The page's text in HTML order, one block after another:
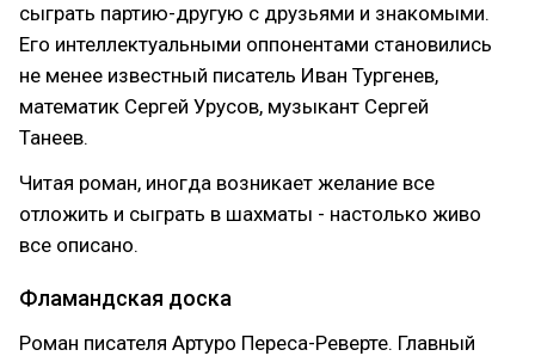
сыграть партию-другую с друзьями и знакомыми.
Его интеллектуальными оппонентами становились
не менее известный писатель Иван Тургенев,
математик Сергей Урусов, музыкант Сергей
Танеев.
Читая роман, иногда возникает желание все
отложить и сыграть в шахматы - настолько живо
все описано.
Фламандская доска
Роман писателя Артуро Переса-Реверте. Главный